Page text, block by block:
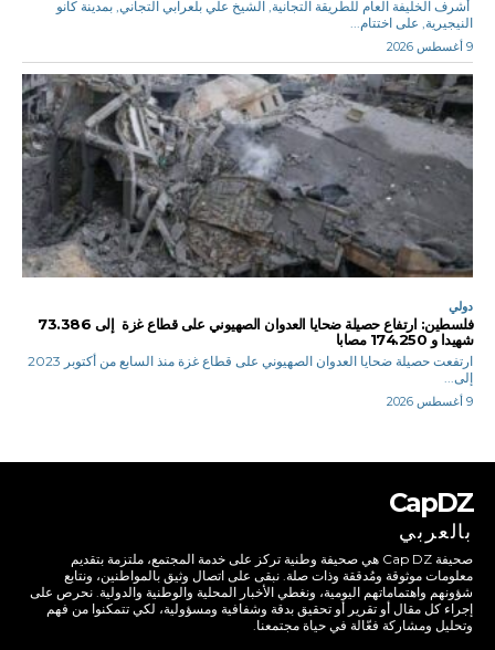
أشرف الخليفة العام للطريقة التجانية, الشيخ علي بلعرابي التجاني, بمدينة كانو
النيجيرية, على اختتام...
9 أغسطس 2026
دولي
فلسطين: ارتفاع حصيلة ضحايا العدوان الصهيوني على قطاع غزة إلى 73.386
شهيدا و 174.250 مصابا
ارتفعت حصيلة ضحايا العدوان الصهيوني على قطاع غزة منذ السابع من أكتوبر 2023
إلى...
9 أغسطس 2026
CapDZ
بالعربي
صحيفة Cap DZ هي صحيفة وطنية تركز على خدمة المجتمع، ملتزمة بتقديم
معلومات موثوقة ومُدققة وذات صلة. نبقى على اتصال وثيق بالمواطنين، ونتابع
شؤونهم واهتماماتهم اليومية، ونغطي الأخبار المحلية والوطنية والدولية. نحرص على
إجراء كل مقال أو تقرير أو تحقيق بدقة وشفافية ومسؤولية، لكي تتمكنوا من فهم
وتحليل ومشاركة فعّالة في حياة مجتمعنا.